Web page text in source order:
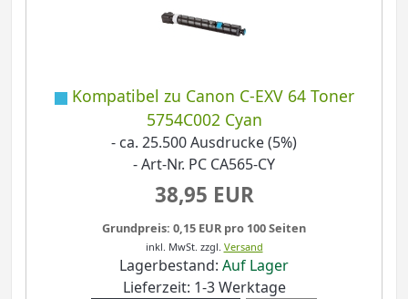
Kompatibel zu Canon C-EXV 64 Toner
5754C002 Cyan
- ca. 25.500 Ausdrucke (5%)
- Art-Nr. PC CA565-CY
38,95 EUR
Grundpreis: 0,15 EUR pro 100 Seiten
inkl. MwSt. zzgl. Versand
Lagerbestand: Auf Lager
Lieferzeit: 1-3 Werktage